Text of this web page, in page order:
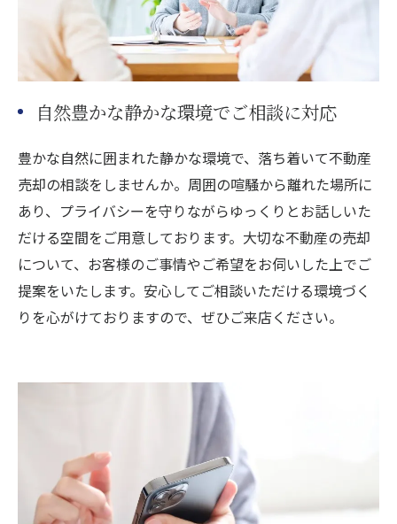
自然豊かな静かな環境でご相談に対応
豊かな自然に囲まれた静かな環境で、落ち着いて不動産
売却の相談をしませんか。周囲の喧騒から離れた場所に
あり、プライバシーを守りながらゆっくりとお話しいた
だける空間をご用意しております。大切な不動産の売却
について、お客様のご事情やご希望をお伺いした上でご
提案をいたします。安心してご相談いただける環境づく
りを心がけておりますので、ぜひご来店ください。